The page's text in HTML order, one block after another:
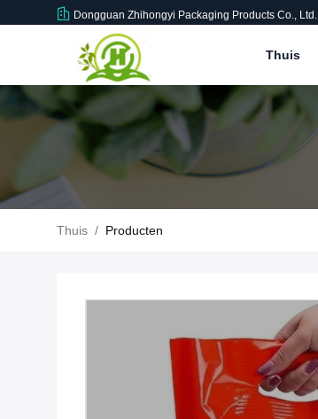
Dongguan Zhihongyi Packaging Products Co., Ltd.
Thuis
Thuis / Producten